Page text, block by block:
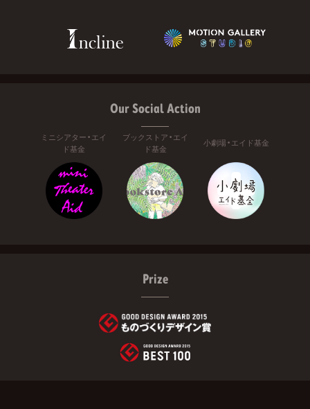
Our Social Action
ミニシアター・エイ
ド基金
ブックストア・エイ
ド基金
小劇場・エイド基金
Prize